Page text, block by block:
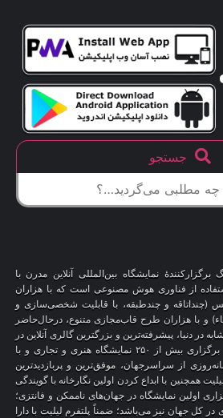
جستجو
برگزارکنندهٔ نمایشگاه بین‌المللی آنلاین مدرن با
از فناوری هوش مصنوعی است که با هزاران
(چنداتاقه و چندطبقه، با قابلیت شخصی‌سازی و
و با هزاران طرح قاب‌مجازی متنوع، درحال‌حاضر
در دنیا، پیشرفته‌ترین و بزرگترین گالری آنلاین در
کل جهان می‌باشد، که باتجربهٔ برگزاری بیش از ۲۵۰ نمایشگاه هنری و تجاری و با
از سراسرجهان، موفق‌ترین و پربازدیدترین
همچنین با ابداع کردن اولین نگارخانه با گویندگی
اولین نمایشگاه در جهان‌های ناممکن و فانتزی؛
در کل جهان نیز می‌باشد؛ ضمناً پلتفرم لیلیت با دارا